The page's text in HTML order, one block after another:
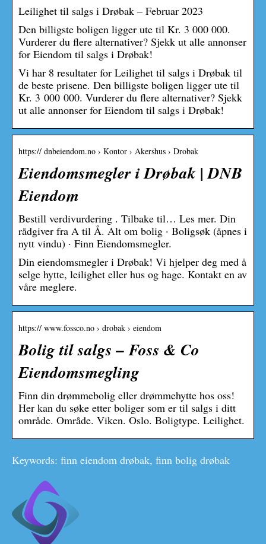
Leilighet til salgs i Drøbak – Februar 2023
Den billigste boligen ligger ute til Kr. 3 000 000.
Vurderer du flere alternativer? Sjekk ut alle annonser
for Eiendom til salgs i Drøbak!
Vi har 8 resultater for Leilighet til salgs i Drøbak til
de beste prisene. Den billigste boligen ligger ute til
Kr. 3 000 000. Vurderer du flere alternativer? Sjekk
ut alle annonser for Eiendom til salgs i Drøbak!
https:// dnbeiendom.no › Kontor › Akershus › Drobak
Eiendomsmegler i Drøbak | DNB
Eiendom
‌Bestill verdivurdering ‌. ‌Tilbake til… ‌Les mer. Din
rådgiver fra A til Å. Alt om bolig · Boligsøk (åpnes i
nytt vindu) · Finn Eiendomsmegler.
Din eiendomsmegler i Drøbak! Vi hjelper deg med å
selge hytte, leilighet eller hus og hage. Kontakt en av
våre meglere.
https:// www.fossco.no › drobak › eiendom
Bolig til salgs – Foss & Co
Eiendomsmegling
Finn din drømmebolig eller drømmehytte hos oss!
Her kan du søke etter boliger som er til salgs i ditt
område. Område. Viken. Oslo. Boligtype. Leilighet.
Keywords: finn eiendom drøbak, finn bolig drøbak